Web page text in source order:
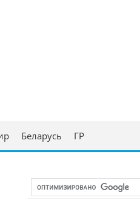
Беларусь ГР